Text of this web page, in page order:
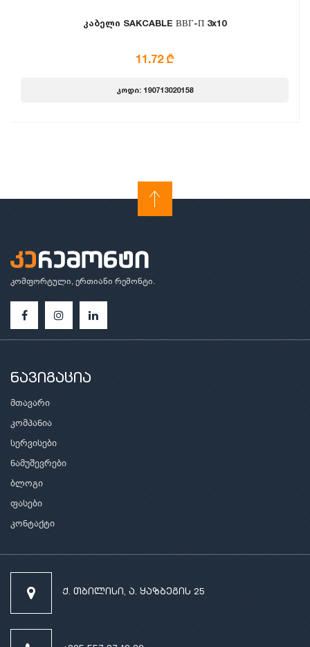
კაბელი SAKCABLE ВВГ-П 3x10
11.72 ₾
კოდი: 190713020158
კომფორტული, ერთიანი რემონტი.
ნავიგაცია
მთავარი
კომპანია
სერვისები
ნამუშევრები
ბლოგი
ფასები
კონტაქტი
ქ. თბილისი, ა. ყაზბეგის 25